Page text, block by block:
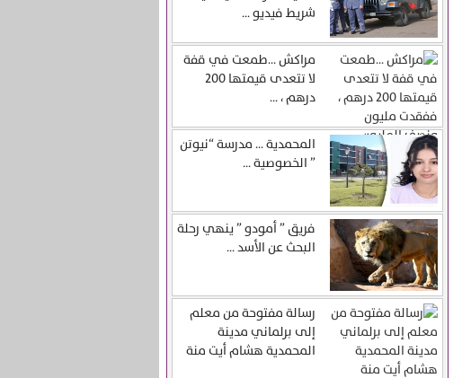
شريط فيديو ...
مراكش …طمعت في قفة
لا تتعدى قيمتها 200
درهم ، ...
المحمدية … مدرسة “نيوتن
” الخصوصية ...
فريق ” أمودو ” ينهي رحلة
البحث عن الأسد ...
رسالة مفتوحة من معلم
إلى برلماني مدينة
المحمدية هشام أيت منة